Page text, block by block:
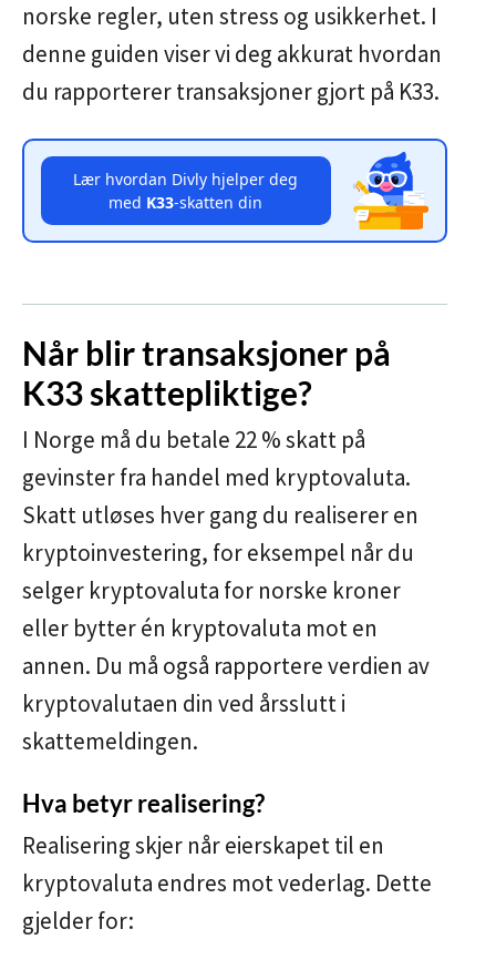
norske regler, uten stress og usikkerhet. I
denne guiden viser vi deg akkurat hvordan
du rapporterer transaksjoner gjort på K33.
Lær hvordan Divly hjelper deg
med K33-skatten din
Når blir transaksjoner på
K33 skattepliktige?
I Norge må du betale 22 % skatt på
gevinster fra handel med kryptovaluta.
Skatt utløses hver gang du realiserer en
kryptoinvestering, for eksempel når du
selger kryptovaluta for norske kroner
eller bytter én kryptovaluta mot en
annen. Du må også rapportere verdien av
kryptovalutaen din ved årsslutt i
skattemeldingen.
Hva betyr realisering?
Realisering skjer når eierskapet til en
kryptovaluta endres mot vederlag. Dette
gjelder for: